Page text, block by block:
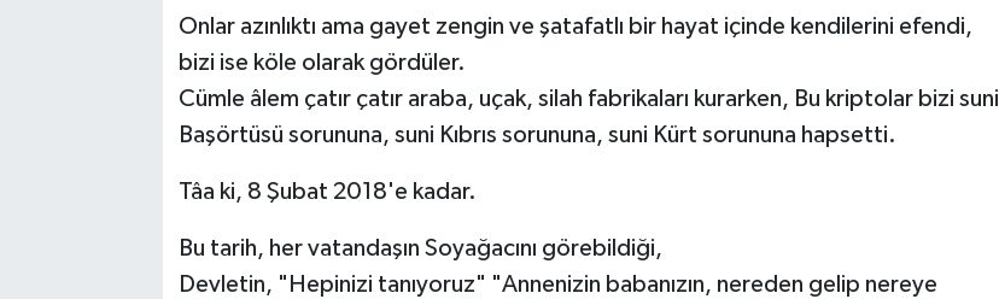
Onlar azınlıktı ama gayet zengin ve şatafatlı bir hayat içinde kendilerini efendi,
bizi ise köle olarak gördüler.
Cümle âlem çatır çatır araba, uçak, silah fabrikaları kurarken, Bu kriptolar bizi suni
Başörtüsü sorununa, suni Kıbrıs sorununa, suni Kürt sorununa hapsetti.
Tâa ki, 8 Şubat 2018'e kadar.
Bu tarih, her vatandaşın Soyağacını görebildiği,
Devletin, "Hepinizi tanıyoruz" "Annenizin babanızın, nereden gelip nereye